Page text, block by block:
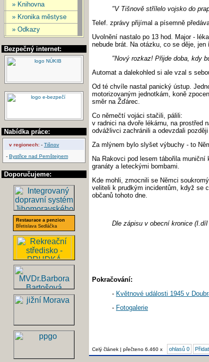
» Knihovna
» Kronika městyse
» Odkazy
Bezpečný internet:
Nabídka práce:
v regionech: - Tišnov
- Bystřice nad Pernštejnem
Doporučujeme:
Restaurace a penzion
Břetislava Sedláčka
"V Tišnově střílelo vojsko do
Telef. zprávy přijímal a písemně
Uvolnění nastalo po 13 hod. Major -
nebude brát. Na otázku, co se děje, jen
"Nový rozkaz! Přijde doba, kdy
Automat a dalekohled si ale vzal s
Od té chvíle nastal panický ústup.
motorizovaným jednotkám, koně
směr na Žďárec.
Co němečtí vojáci stačili, pálili:
v radnici na dvoře lékárnu, na prostřed
odvážlivci zachránili a odevzdali
Za mlýnem bylo slyšet výbuchy - to
Na Rakovci pod lesem tábořila
granáty a leteckými bombami.
Kde mohli, zmocnili se Němci
veliteli k prudkým incidentům, když se
občanů tohoto dne.
Dle zápisu v obecní kronice
Pokračování:
- Květnové události 1945 v
- Fotogalerie
Celý článek | přečteno 6.460 x ohlasů 0